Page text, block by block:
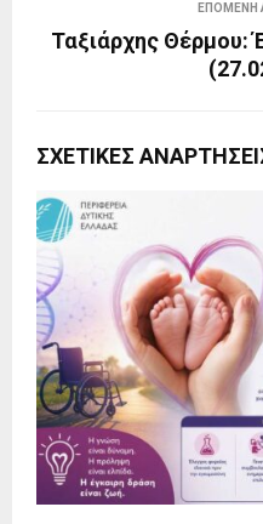
ΕΠΌΜΕΝΗ
Ταξιάρχης Θέρμου:
ΣΧΕΤΙΚΈΣ